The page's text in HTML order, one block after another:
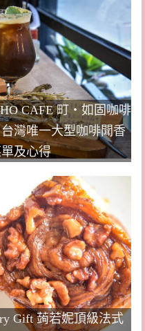
CAFE 町‧如固咖啡
灣唯一大型咖啡聞香
及心得
Gift 蒟若妮頂級法式